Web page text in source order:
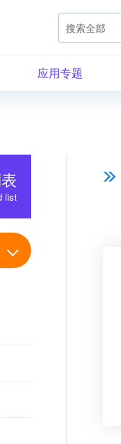
应用专题
list